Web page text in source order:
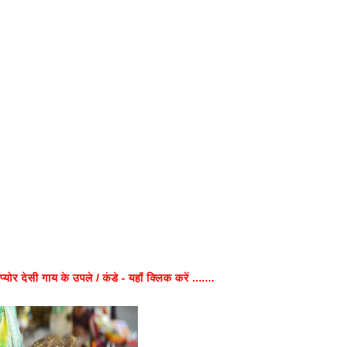
प्योर देसी गाय के उपले / कंडे - यहाँ क्लिक करें .......